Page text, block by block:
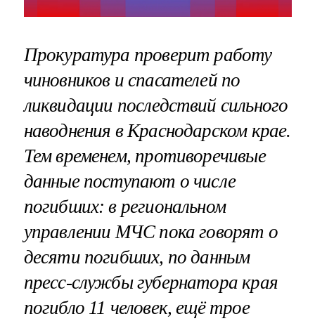
Прокуратура проверит работу
чиновников и спасателей по
ликвидации последствий сильного
наводнения в Краснодарском крае.
Тем временем, противоречивые
данные поступают о числе
погибших: в региональном
управлении МЧС пока говорят о
десяти погибших, по данным
пресс-службы губернатора края
погибло 11 человек, ещё трое